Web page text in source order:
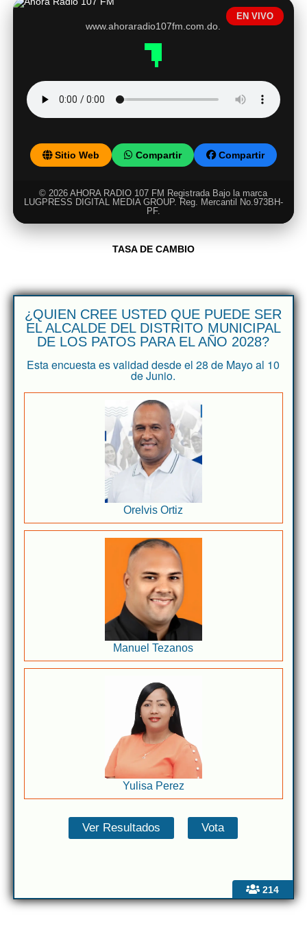
EN VIVO
www.ahoraradio107fm.com.do.
Sitio Web Compartir Compartir
© 2026 AHORA RADIO 107 FM Registrada Bajo la marca
LUGPRESS DIGITAL MEDIA GROUP. Reg. Mercantil No.973BH-
PF.
TASA DE CAMBIO
214
¿QUIEN CREE USTED QUE PUEDE SER
EL ALCALDE DEL DISTRITO MUNICIPAL
DE LOS PATOS PARA EL AÑO 2028?
Esta encuesta es validad desde el 28 de Mayo al 10
de Junio.
Orelvis Ortiz
Manuel Tezanos
Yulisa Perez